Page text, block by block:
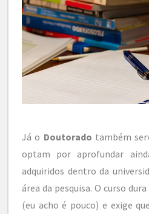
Já o Doutorado também
optam por aprofundar
adquiridos dentro da
área da pesquisa. O curso
(eu acho é pouco) e exige